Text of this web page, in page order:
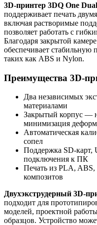
3D-принтер 3DQ One
поддерживает печать
включая растворимые
позволяет работать с
Благодаря закрытой
обеспечивает стабильную
таких как ABS и Nylon.
Преимущества 3D-
Два независимых
материалами
Закрытый корпус —
минимизация
Автоматическая
сопел
Поддержка SD-карт,
подключения к ПК
Печать из PLA,
композитов
Двухэкструдерный 3D-
подходит для
моделей, проектной
образцов. Устройство